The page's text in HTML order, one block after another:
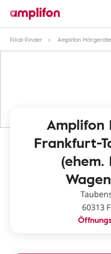
Filial-Finder
Amplifon
Amplifon
Frankfurt-
(ehem.
60313